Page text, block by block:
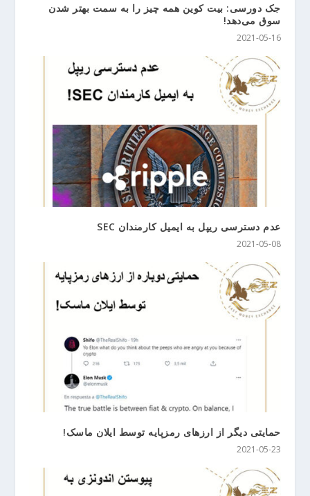
جک دورسی: بیت کوین همه چیز را به سمت بهتر شدن
سوق می‌دهد!
2021-05-16
عدم دسترسی ریپل به ایمیل کارمندان SEC
2021-05-08
حمایتی دیگر از ارزهای رمزپایه توسط ایلان ماسک!
2021-05-23